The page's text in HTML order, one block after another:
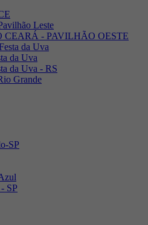
Leste
CEARÁ - PAVILHÃO OESTE
da Uva
da Uva
da Uva - RS
Grande
SP
SP